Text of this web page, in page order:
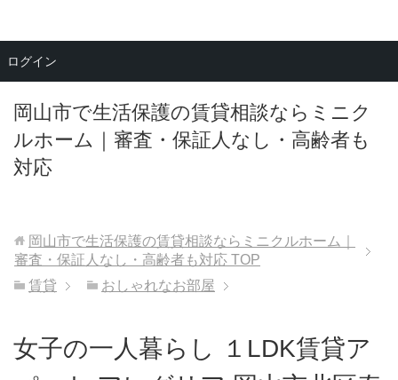
岡山市で生活保護の賃貸相談ならミニク
ルホーム｜審査・保証人なし・高齢者も
対応
メニュー
岡山市で生活保護の賃貸相談ならミニクルホーム｜
審査・保証人なし・高齢者も対応 TOP
賃貸
おしゃれなお部屋
女子の一人暮らし １LDK賃貸ア
ログイン